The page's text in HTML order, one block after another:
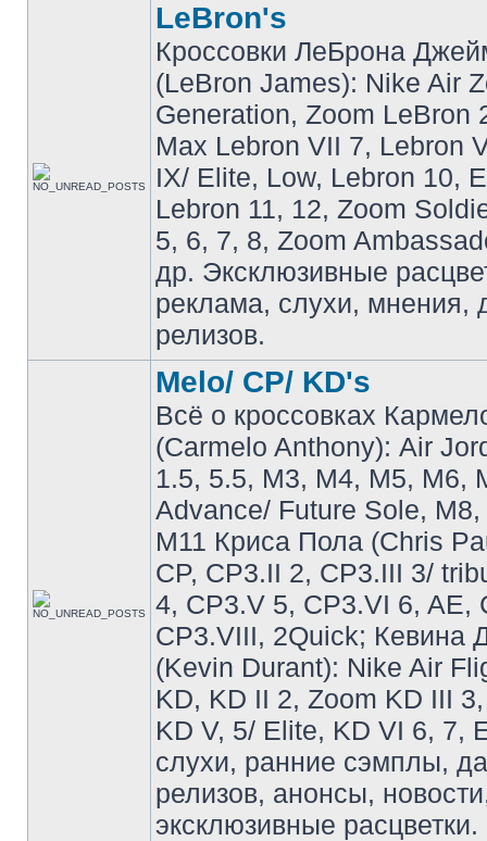
LeBron's
Кроссовки ЛеБрона
(LeBron James): Nike Air
Generation, Zoom LeBron
Max Lebron VII 7, Lebron
IX/ Elite, Low, Lebron 10,
Lebron 11, 12, Zoom
5, 6, 7, 8, Zoom
др. Эксклюзивные
реклама, слухи, мнения,
релизов.
Melo/ CP/ KD's
Всё о кроссовках
(Carmelo Anthony): Air
1.5, 5.5, M3, M4, M5, M6,
Advance/ Future Sole,
M11 Криса Пола (Chris
CP, CP3.II 2, CP3.III 3/
4, CP3.V 5, CP3.VI 6, AE,
CP3.VIII, 2Quick; Кевина
(Kevin Durant): Nike Air
KD, KD II 2, Zoom KD III
KD V, 5/ Elite, KD VI 6, 7,
слухи, ранние сэмплы,
релизов, анонсы,
эксклюзивные расцветки.